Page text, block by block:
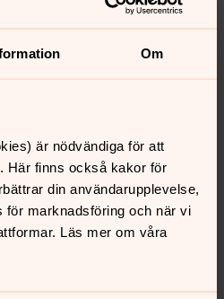
Om
är nödvändiga för att
Här finns också kakor för
din användarupplevelse,
marknadsföring och när vi
Läs mer om våra
webbplats.
bröllop